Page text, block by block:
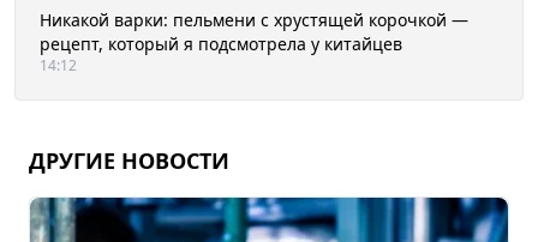
Никакой варки: пельмени с хрустящей корочкой —
рецепт, который я подсмотрела у китайцев
14:12
ДРУГИЕ НОВОСТИ